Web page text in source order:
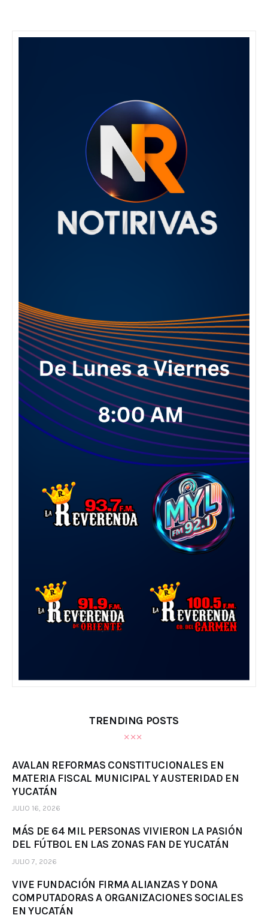
TRENDING POSTS
AVALAN REFORMAS CONSTITUCIONALES EN
MATERIA FISCAL MUNICIPAL Y AUSTERIDAD EN
YUCATÁN
JULIO 16, 2026
MÁS DE 64 MIL PERSONAS VIVIERON LA PASIÓN
DEL FÚTBOL EN LAS ZONAS FAN DE YUCATÁN
JULIO 7, 2026
VIVE FUNDACIÓN FIRMA ALIANZAS Y DONA
COMPUTADORAS A ORGANIZACIONES SOCIALES
EN YUCATÁN